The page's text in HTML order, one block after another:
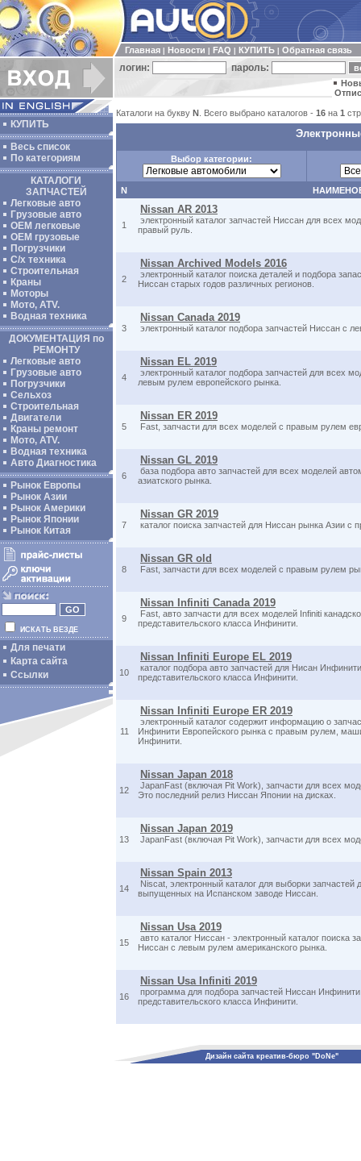
Главная Новости FAQ КУПИТЬ Обратная связь
логин: пароль:
КУПИТЬ
Весь список
По категориям
КАТАЛОГИ
ЗАПЧАСТЕЙ
Легковые авто
Грузовые авто
ОЕМ легковые
OEM грузовые
Погрузчики
С/х техника
Строительная
Краны
Моторы
Мото, ATV.
Водная техника
ДОКУМЕНТАЦИЯ по
РЕМОНТУ
Легковые авто
Грузовые авто
Погрузчики
Сельхоз
Строительная
Двигатели
Краны ремонт
Мото, ATV.
Водная техника
Авто Диагностика
Рынок Европы
Рынок Азии
Рынок Америки
Рынок Японии
Рынок Китая
ИСКАТЬ ВЕЗДЕ
Для печати
Карта сайта
Ссылки
Каталоги на букву N . Всего выбрано каталогов - 16 на 1
Выбор категории:
N
1
Nissan AR 2013
электронный каталог запчастей Ниссан для всех
правый руль.
2
Nissan Archived Models 2016
электронный каталог поиска деталей и подбора
Ниссан старых годов различных регионов.
3
Nissan Canada 2019
электронный каталог подбора запчастей Ниссан с
4
Nissan EL 2019
электронный каталог подбора запчастей для всех
левым рулем европейского рынка.
5
Nissan ER 2019
Fast, запчасти для всех моделей с правым рулем
6
Nissan GL 2019
база подбора авто запчастей для всех моделей
азиатского рынка.
7
Nissan GR 2019
каталог поиска запчастей для Ниссан рынка Азии с
8
Nissan GR old
Fast, запчасти для всех моделей с правым рулем
9
Nissan Infiniti Canada 2019
Fast, авто запчасти для всех моделей Infiniti
представительского класса Инфинити.
10
Nissan Infiniti Europe EL 2019
каталог подбора авто запчастей для Нисан
представительского класса Инфинити.
11
Nissan Infiniti Europe ER 2019
электронный каталог содержит информацию о
Инфинити Европейского рынка с правым рулем,
Инфинити.
12
Nissan Japan 2018
JapanFast (включая Pit Work), запчасти для всех
Это последний релиз Ниссан Японии на дисках.
13
Nissan Japan 2019
JapanFast (включая Pit Work), запчасти для всех
14
Nissan Spain 2013
Niscat, электронный каталог для выборки
выпущенных на Испанском заводе Ниссан.
15
Nissan Usa 2019
авто каталог Ниссан - электронный каталог поиска
Ниссан с левым рулем американского рынка.
16
Nissan Usa Infiniti 2019
программа для подбора запчастей Ниссан
представительского класса Инфинити.
Дизайн сайта креатив-бюро "DoNe"